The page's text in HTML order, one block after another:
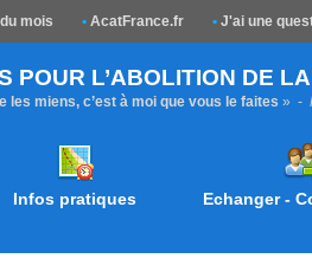
mois • AcatFrance.fr • J'ai une
POUR L’ABOLITION DE
les miens, c’est à moi que vous le faites » -
Infos pratiques Echanger -